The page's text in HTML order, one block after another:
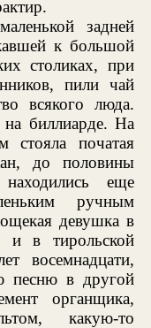
задней
к большой
столиках, при
пили чай
всякого люда.
биллиарде. На
стояла початая
до половины
еще
ручным
девушка в
и в тирольской
восемнадцати,
песню в другой
органщика,
какую-то